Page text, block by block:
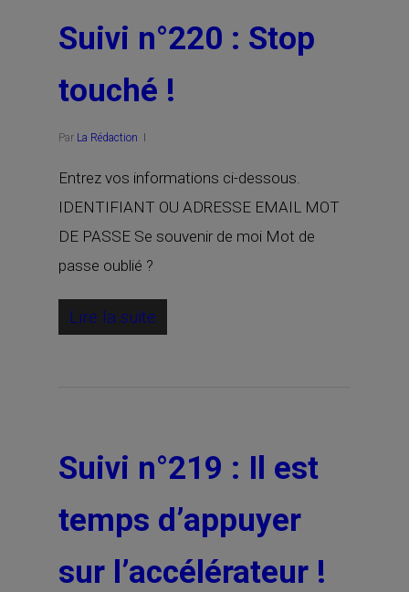
Suivi n°220 : Stop
touché !
Par La Rédaction
Entrez vos informations ci-dessous.
IDENTIFIANT OU ADRESSE EMAIL MOT
DE PASSE Se souvenir de moi Mot de
passe oublié ?
Lire la suite
Suivi n°219 : Il est
temps d’appuyer
sur l’accélérateur !